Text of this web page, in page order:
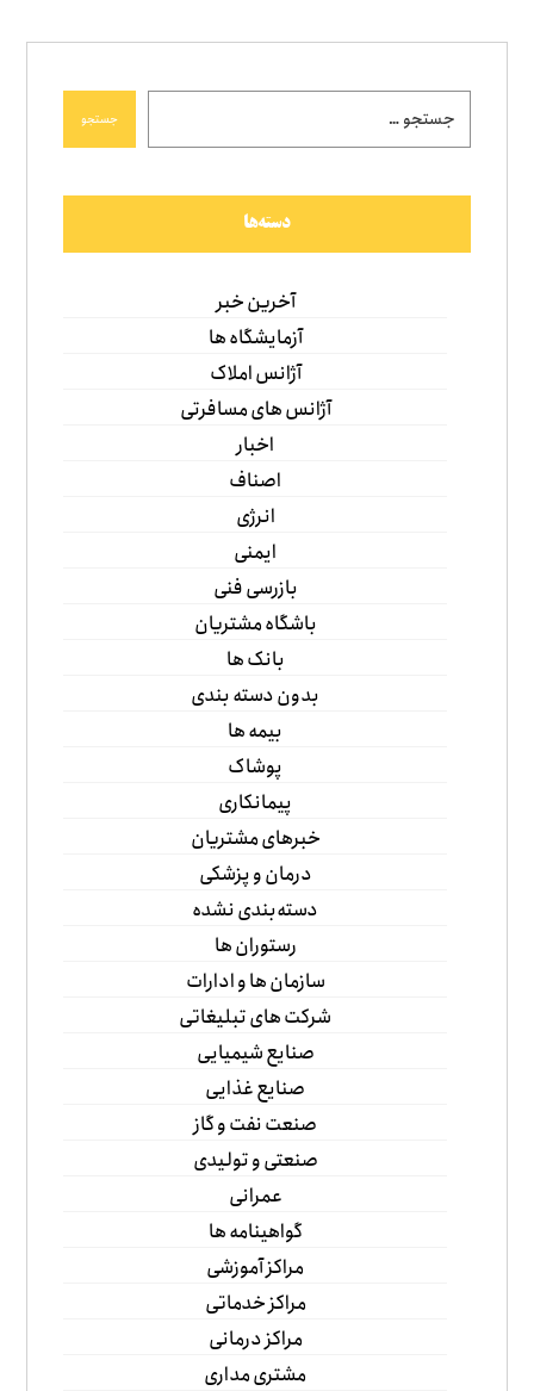
جستجو
دسته‌ها
آخرین خبر
آزمایشگاه ها
آژانس املاک
آژانس های مسافرتی
اخبار
اصناف
انرژی
ایمنی
بازرسی فنی
باشگاه مشتریان
بانک ها
بدون دسته بندی
بیمه ها
پوشاک
پیمانکاری
خبرهای مشتریان
درمان و پزشکی
دسته‌بندی نشده
رستوران ها
سازمان ها و ادارات
شرکت های تبلیغاتی
صنایع شیمیایی
صنایع غذایی
صنعت نفت و گاز
صنعتی و تولیدی
عمرانی
گواهینامه ها
مراکز آموزشی
مراکز خدماتی
مراکز درمانی
مشتری مداری